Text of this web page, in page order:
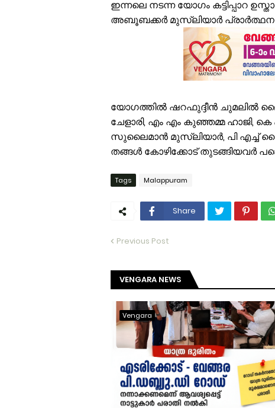
ഇന്നലെ നടന്ന യോഗം കട്ടിപ്പാറ
അബൂബക്കർ മുസ്‌ലിയാർ
യോഗത്തിൽ ഷറഫുദ്ദീൻ ചുമലിൽ
ചേളാരി, എം എം കുഞ്ഞമ്മ ഹാജി,
സുലൈമാൻ മുസ്‌ലിയാർ, പി എച്ച്
തങ്ങൾ കോഴിക്കോട് തുടങ്ങിയവർ
Tags Malappuram
Share
Previous Post
VENGARA NEWS
Vengara